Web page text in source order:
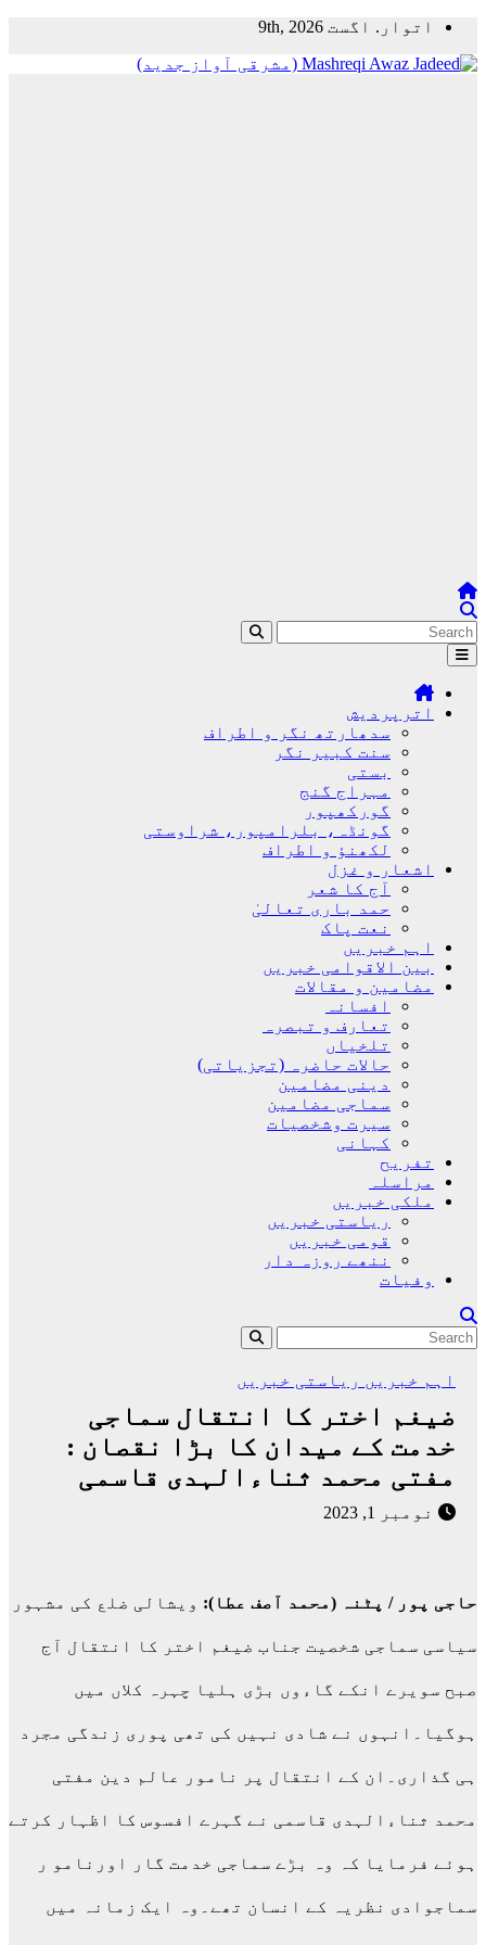
Skip
content
اتوار. اگست 9th, 2026
اترپردیش
سدھارتھ نگر و اطراف
سنت کبیر نگر
بستی
مہراج گنج
گورکھپور
گونڈہ، بلرامپور، شراوستی
لکھنؤ و اطراف
اشعار و غزل
آج کا شعر
حمد باری تعالیٰ
نعت پاک
اہم خبریں
بین الاقوامی خبریں
مضامین و مقالات
افسانہ
تعارف و تبصرہ
تلخیاں
حالات حاضرہ (تجزیاتی)
دینی مضامین
سماجی مضامین
سیرت وشخصیات
کہانی
تفریح
مراسلہ
ملکی خبریں
ریاستی خبریں
قومی خبریں
ننھے روزہ دار
وفیات
اہم خبریں ریاستی خبریں
ضیغم اختر کا انتقال سماجی
خدمت کے میدان کا بڑا نقصان :
مفتی محمد ثناءالہدی قاسمی
نومبر 1, 2023
حاجی پور / پٹنہ (محمد آصف عطا): ویشالی ضلع کی مشہور
سیاسی سماجی شخصیت جناب ضیغم اختر کا انتقال آج
صبح سویرے انکے گاءوں بڑی ہلیا چہرہ کلاں میں
ہوگیا۔انہوں نے شادی نہیں کی تھی پوری زندگی مجرد
ہی گذاری۔ان کے انتقال پر نامور عالم دین مفتی
محمد ثناءالہدی قاسمی نے گہرے افسوس کا اظہار کرتے
ہوئے فرمایا کہ وہ بڑے سماجی خدمت گار اورنامو ر
سماجوادی نظریہ کے انسان تھے۔وہ ایک زمانہ میں